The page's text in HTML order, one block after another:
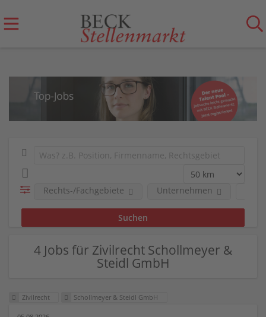
Rechts-/Fachgebiete Unternehmen
4 Jobs für Zivilrecht Schollmeyer &
Steidl GmbH
Zivilrecht Schollmeyer & Steidl GmbH